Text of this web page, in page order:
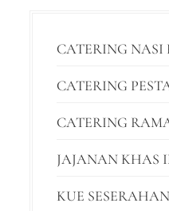
CATERING NASI
CATERING
CATERING
JAJANAN KHAS
KUE